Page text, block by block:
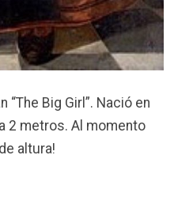
“The Big Girl”. Nació en
2 metros. Al momento
altura!